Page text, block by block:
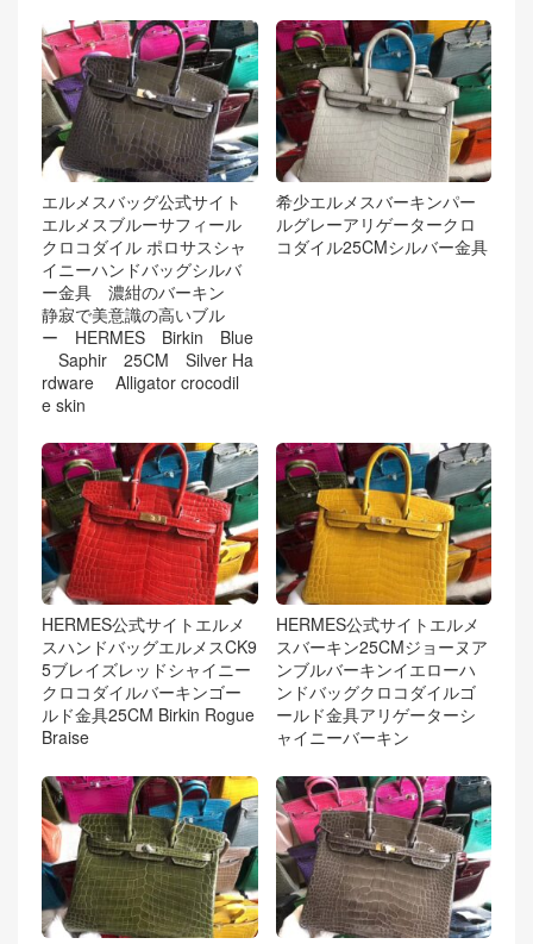
エルメスバッグ公式サイト
エルメスブルーサフィール
クロコダイル ポロサスシャ
イニーハンドバッグシルバ
ー金具 濃紺のバーキン
静寂で美意識の高いブル
ー HERMES Birkin Blue
Saphir 25CM Silver Ha
rdware Alligator crocodil
e skin
希少エルメスバーキンパー
ルグレーアリゲータークロ
コダイル25CMシルバー金具
HERMES公式サイトエルメ
スハンドバッグエルメスCK9
5ブレイズレッドシャイニー
クロコダイルバーキンゴー
ルド金具25CM Birkin Rogue
Braise
HERMES公式サイトエルメ
スバーキン25CMジョーヌア
ンブルバーキンイエローハ
ンドバッグクロコダイルゴ
ールド金具アリゲーターシ
ャイニーバーキン